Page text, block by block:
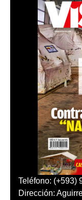
Teléfono: (+593)
Dirección: